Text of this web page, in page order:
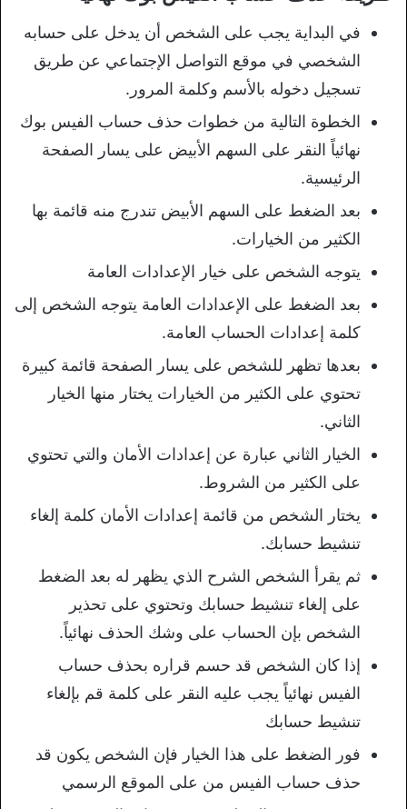
في البداية يجب على الشخص أن يدخل على حسابه
الشخصي في موقع التواصل الإجتماعي عن طريق
تسجيل دخوله بالأسم وكلمة المرور.
الخطوة التالية من خطوات حذف حساب الفيس بوك
نهائياً النقر على السهم الأبيض على يسار الصفحة
الرئيسية.
بعد الضغط على السهم الأبيض تندرج منه قائمة بها
الكثير من الخيارات.
يتوجه الشخص على خيار الإعدادات العامة
بعد الضغط على الإعدادات العامة يتوجه الشخص إلى
كلمة إعدادات الحساب العامة.
بعدها تظهر للشخص على يسار الصفحة قائمة كبيرة
تحتوي على الكثير من الخيارات يختار منها الخيار
الثاني.
الخيار الثاني عبارة عن إعدادات الأمان والتي تحتوي
على الكثير من الشروط.
يختار الشخص من قائمة إعدادات الأمان كلمة إلغاء
تنشيط حسابك.
ثم يقرأ الشخص الشرح الذي يظهر له بعد الضغط
على إلغاء تنشيط حسابك وتحتوي على تحذير
الشخص بإن الحساب على وشك الحذف نهائياً.
إذا كان الشخص قد حسم قراره بحذف حساب
الفيس نهائياً يجب عليه النقر على كلمة قم بإلغاء
تنشيط حسابك
فور الضغط على هذا الخيار فإن الشخص يكون قد
حذف حساب الفيس من على الموقع الرسمي